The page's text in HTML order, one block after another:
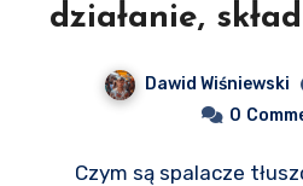
działanie,
Dawid Wiśniewski
0
Czym są spalacze tłuszczu? Suplementy